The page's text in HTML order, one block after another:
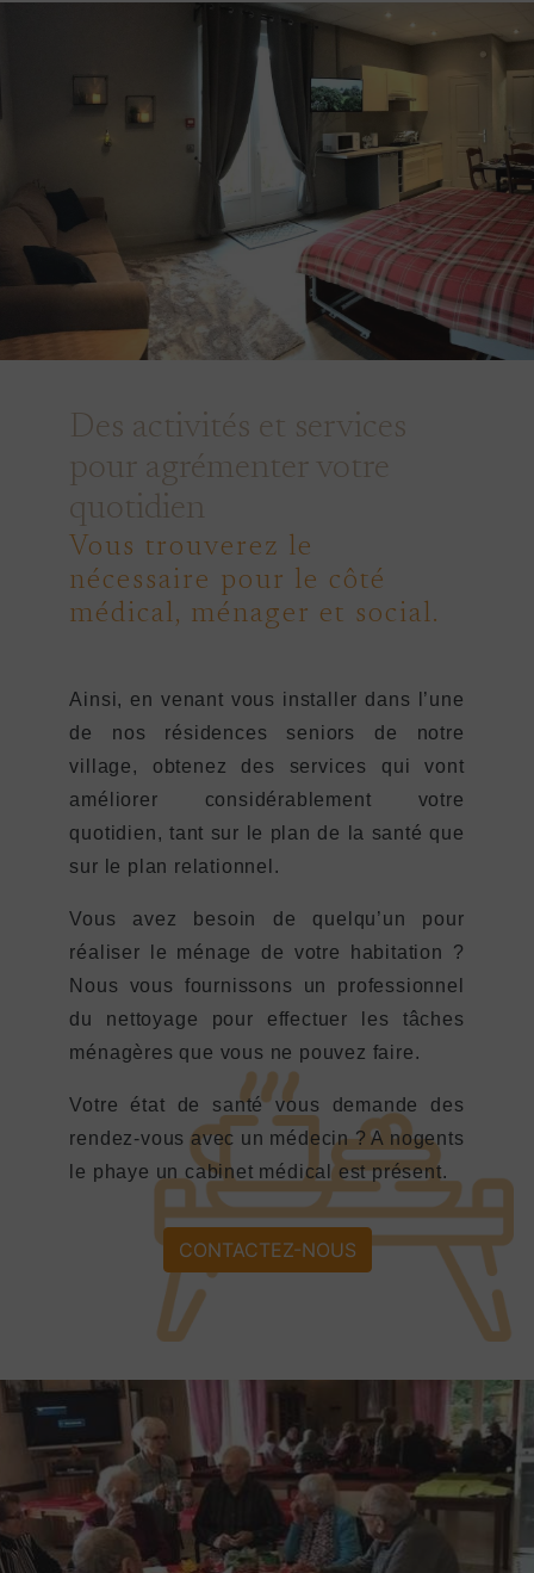
Des activités et services
pour agrémenter votre
quotidien
Vous trouverez le
nécessaire pour le côté
médical, ménager et social.
Ainsi, en venant vous installer dans l’une
de nos résidences seniors de notre
village, obtenez des services qui vont
améliorer considérablement votre
quotidien, tant sur le plan de la santé que
sur le plan relationnel.
Vous avez besoin de quelqu’un pour
réaliser le ménage de votre habitation ?
Nous vous fournissons un professionnel
du nettoyage pour effectuer les tâches
ménagères que vous ne pouvez faire.
Votre état de santé vous demande des
rendez-vous avec un médecin ? A nogents
le phaye un cabinet médical est présent.
CONTACTEZ-NOUS